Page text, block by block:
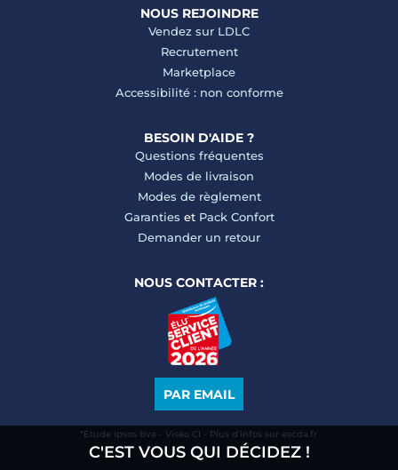
NOUS REJOINDRE
Vendez sur LDLC
Recrutement
Marketplace
Accessibilité : non conforme
BESOIN D'AIDE ?
Questions fréquentes
Modes de livraison
Modes de règlement
Garanties et Pack Confort
Demander un retour
NOUS CONTACTER :
PAR EMAIL
*Étude Ipsos bva - Viséo CI - Plus d’infos sur escda.fr
C'EST VOUS QUI DÉCIDEZ !